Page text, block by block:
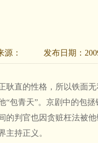
源： 发布日期：
直的性格，所以铁面
包青天”。京剧中的包
的判官也因贪赃枉法被
主持正义。